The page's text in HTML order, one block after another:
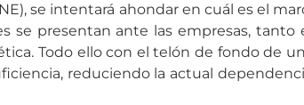
se intentará ahondar en cuál es el
se presentan ante las empresas,
Todo ello con el telón de fondo de
reduciendo la actual